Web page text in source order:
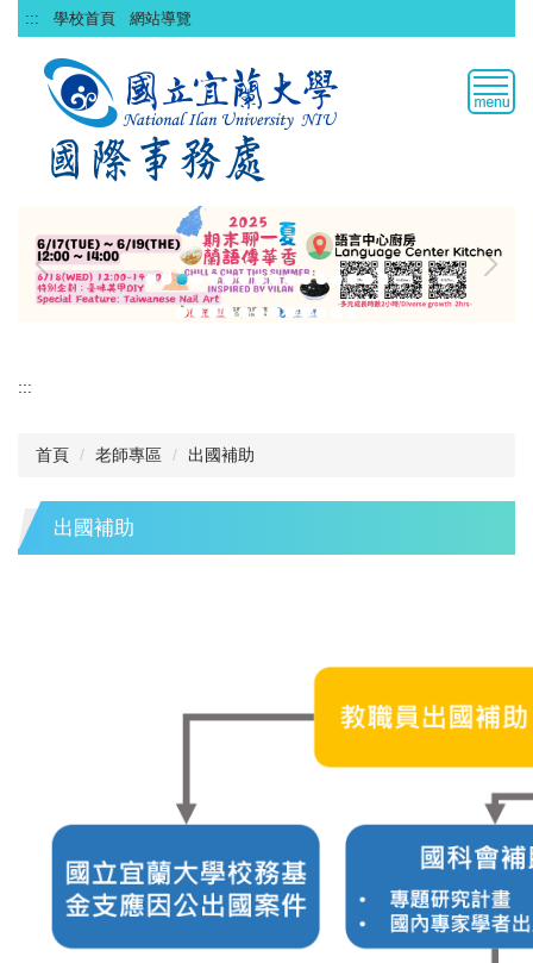
跳
到
::: 學校首頁 網站導覽
:::
首頁 老師專區 出國補助
出國補助